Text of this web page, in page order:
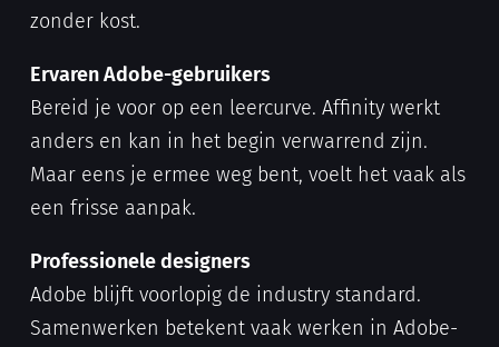
zonder kost.
Ervaren Adobe-gebruikers
Bereid je voor op een leercurve. Affinity werkt
anders en kan in het begin verwarrend zijn.
Maar eens je ermee weg bent, voelt het vaak als
een frisse aanpak.
Professionele designers
Adobe blijft voorlopig de industry standard.
Samenwerken betekent vaak werken in Adobe-